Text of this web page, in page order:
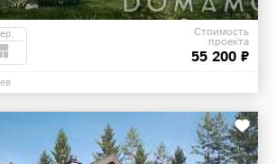
Стоимость
проекта
55 200 ₽